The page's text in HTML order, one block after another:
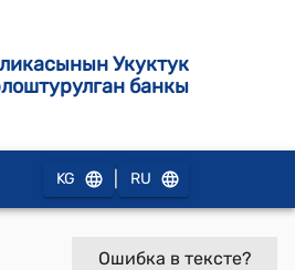
Укуктук
банкы
KG RU
Ошибка в тексте?